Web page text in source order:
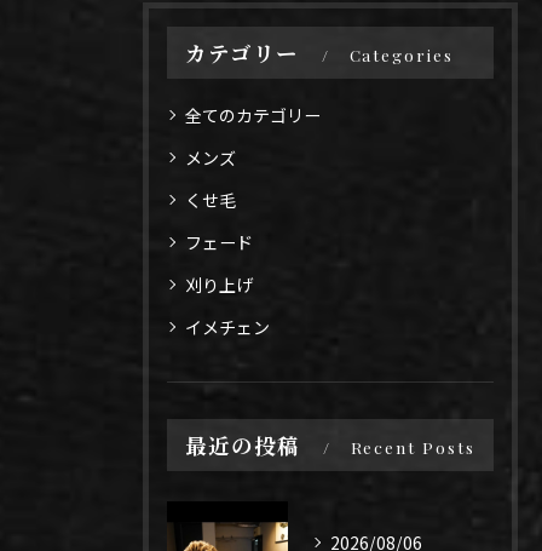
カテゴリー Categories
全てのカテゴリー
メンズ
くせ毛
フェード
刈り上げ
イメチェン
最近の投稿 Recent Posts
2026/08/06